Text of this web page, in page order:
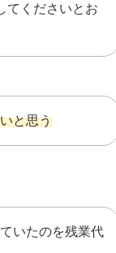
てくださいとお
と思う
いたのを残業代